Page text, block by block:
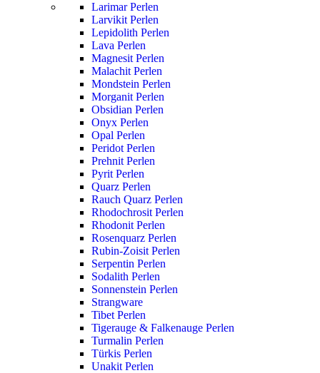
Larimar Perlen
Larvikit Perlen
Lepidolith Perlen
Lava Perlen
Magnesit Perlen
Malachit Perlen
Mondstein Perlen
Morganit Perlen
Obsidian Perlen
Onyx Perlen
Opal Perlen
Peridot Perlen
Prehnit Perlen
Pyrit Perlen
Quarz Perlen
Rauch Quarz Perlen
Rhodochrosit Perlen
Rhodonit Perlen
Rosenquarz Perlen
Rubin-Zoisit Perlen
Serpentin Perlen
Sodalith Perlen
Sonnenstein Perlen
Strangware
Tibet Perlen
Tigerauge & Falkenauge Perlen
Turmalin Perlen
Türkis Perlen
Unakit Perlen